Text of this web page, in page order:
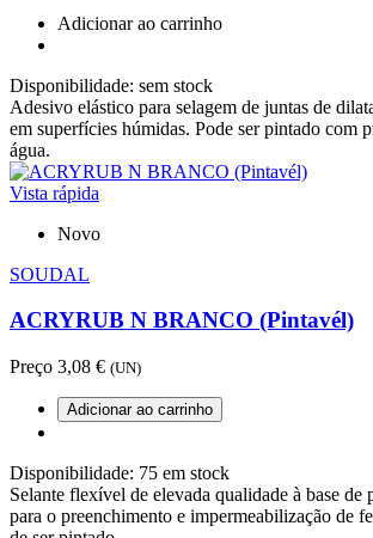
Adicionar ao carrinho
Disponibilidade: sem stock
Adesivo elástico para selagem de juntas de
em superfícies húmidas. Pode ser pintado com
água.
Vista rápida
Novo
SOUDAL
ACRYRUB N BRANCO (Pintavél)
Preço 3,08 € (UN)
Adicionar ao carrinho
Disponibilidade: 75 em stock
Selante flexível de elevada qualidade à base de
para o preenchimento e impermeabilização de